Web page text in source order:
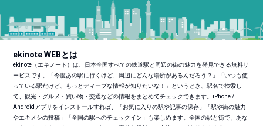
ekinote WEBとは
ekinote（エキノート）は、日本全国すべての鉄道駅と周辺の街の魅力を発見できる無料サ
ービスです。「今度あの駅に行くけど、周辺にどんな場所があるんだろう？」「いつも使
っている駅だけど、もっとディープな情報が知りたいな！」というとき、駅名で検索し
て、観光・グルメ・買い物・交通などの情報をまとめてチェックできます。iPhone /
Androidアプリをインストールすれば、「お気に入りの駅や記事の保存」「駅や街の魅力
やエキメシの投稿」「全国の駅へのチェックイン」も楽しめます。全国の駅と街で、あな